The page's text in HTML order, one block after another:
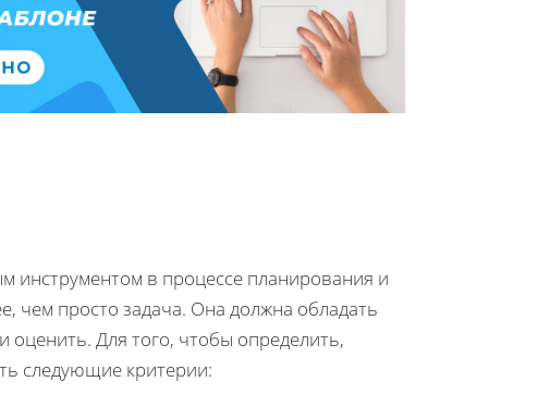
инструментом в процессе планирования и
чем просто задача. Она должна обладать
оценить. Для того, чтобы определить,
следующие критерии: